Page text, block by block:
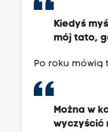
Kiedyś
mój tato,
Po roku mówią
Można w
wyczyścić